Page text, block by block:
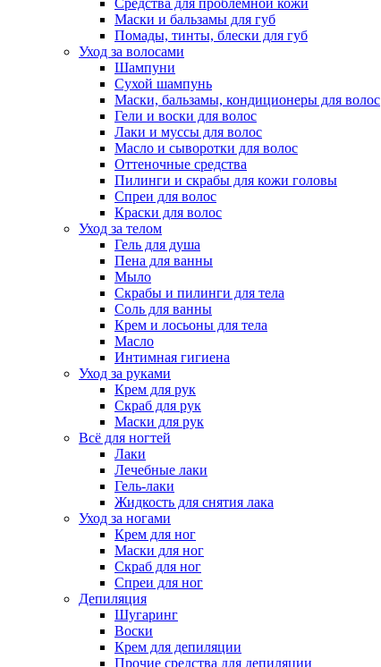
Маски и бальзамы для губ
Помады, тинты, блески для губ
Уход за волосами
Шампуни
Сухой шампунь
Маски, бальзамы, кондиционеры для волос
Гели и воски для волос
Лаки и муссы для волос
Масло и сыворотки для волос
Оттеночные средства
Пилинги и скрабы для кожи головы
Спреи для волос
Краски для волос
Уход за телом
Гель для душа
Пена для ванны
Мыло
Скрабы и пилинги для тела
Соль для ванны
Крем и лосьоны для тела
Масло
Интимная гигиена
Уход за руками
Крем для рук
Скраб для рук
Маски для рук
Всё для ногтей
Лаки
Лечебные лаки
Гель-лаки
Жидкость для снятия лака
Уход за ногами
Крем для ног
Маски для ног
Скраб для ног
Спреи для ног
Депиляция
Шугаринг
Воски
Крем для депиляции
Прочие средства для депиляции